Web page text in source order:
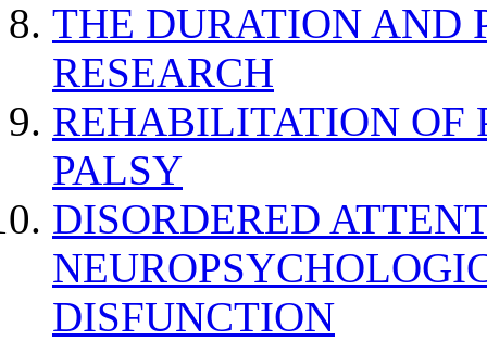
THE DURATION AND
RESEARCH
REHABILITATION OF
PALSY
DISORDERED
DISFUNCTION